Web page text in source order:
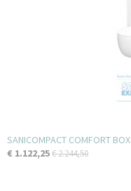
SANICOMPACT COMFORT BOX
€ 1.122,25€ 2.244,50